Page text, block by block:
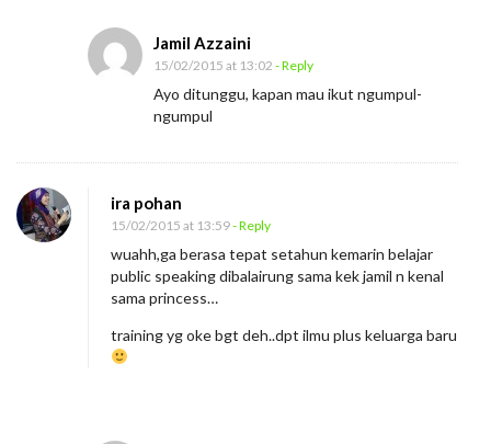
a
n
B
e
Jamil Azzaini
15/02/2015 at 13:02 - Reply
Ayo ditunggu, kapan mau ikut ngumpul-
ngumpul
ira pohan
15/02/2015 at 13:59- Reply
wuahh,ga berasa tepat setahun kemarin belajar
public speaking dibalairung sama kek jamil n kenal
sama princess…
training yg oke bgt deh..dpt ilmu plus keluarga baru